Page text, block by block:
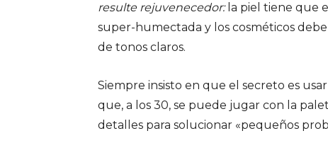
resulte rejuvenecedor:la piel tiene que
super-humectada y los cosméticos
de tonos claros.
Siempre insisto en que el secreto es
que, a los 30, se puede jugar con la
detalles para solucionar «pequeños